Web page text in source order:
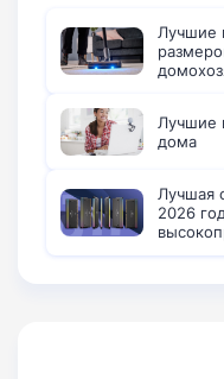
Лучшие
Лучшие
дома
Лучшая
2026